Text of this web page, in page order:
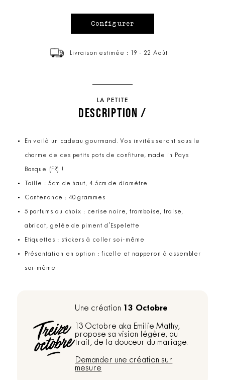
Livraison estimée : 19 - 22 Août
LA PETITE
DESCRIPTION /
En voilà un cadeau gourmand. Vos invités seront sous le
charme de ces petits pots de confiture, made in Pays
Basque (FR) !
Taille : 5cm de haut, 4.5cm de diamètre
Contenance : 40 grammes
5 parfums au choix : cerise noire, framboise, fraise,
abricot, gelée de piment d'Espelette
Etiquettes : stickers à coller soi-même
Présentation en option : ficelle et napperon à assembler
soi-même
Une création 13 Octobre
13 Octobre aka Emilie Mathy,
propose sa vision légère, au
trait, de la douceur du mariage.
Demander une création sur
mesure